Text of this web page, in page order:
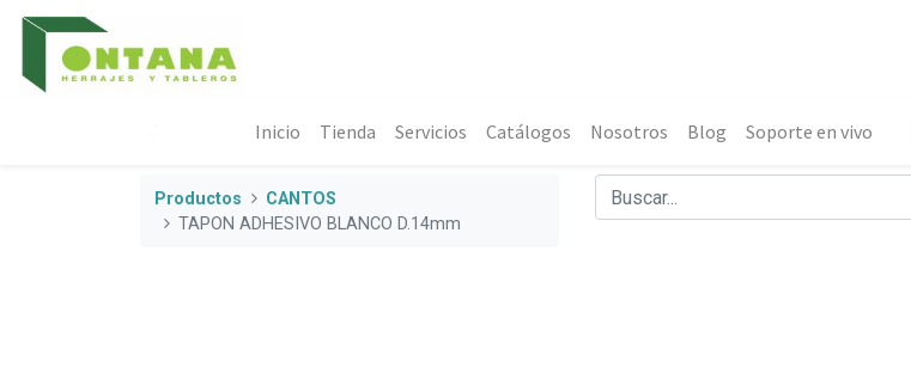
Inicio Tienda Servicios Catálogos Nosotros Blog Soporte en vivo
Productos
CANTOS
TAPON ADHESIVO BLANCO D.14mm